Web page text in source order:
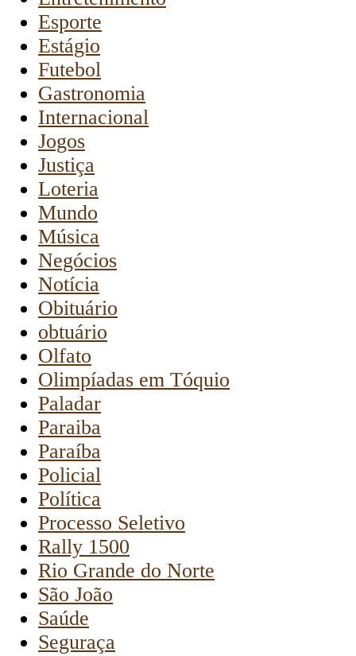
Esporte
Estágio
Futebol
Gastronomia
Internacional
Jogos
Justiça
Loteria
Mundo
Música
Negócios
Notícia
Obituário
obtuário
Olfato
Olimpíadas em Tóquio
Paladar
Paraiba
Paraíba
Policial
Política
Processo Seletivo
Rally 1500
Rio Grande do Norte
São João
Saúde
Seguraça